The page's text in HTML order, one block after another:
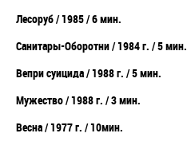
Лесоруб / 1985 / 6 мин.
Санитары-Оборотни / 1984 г. / 5 мин.
Вепри суицида / 1988 г. / 5 мин.
Мужество / 1988 г. / 3 мин.
Весна / 1977 г. / 10мин.